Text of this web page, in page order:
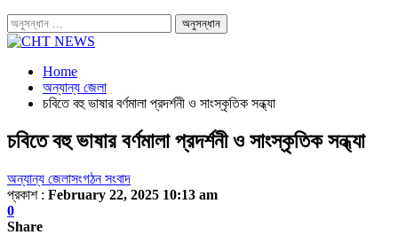
Home
অন্যান্য জেলা
চবিতে বহু ভাষার বর্ণমালা প্রদর্শনী ও সাংস্কৃতিক সন্ধ্যা
চবিতে বহু ভাষার বর্ণমালা প্রদর্শনী ও সাংস্কৃতিক সন্ধ্যা
অন্যান্য জেলাসংগঠন সংবাদ
প্রকাশ : February 22, 2025 10:13 am
0
Share